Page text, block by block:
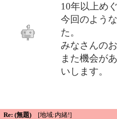
10年以上め
今回のよう
た。
みなさんの
また機会が
いします。
Re: (無題)[地域:内緒!]